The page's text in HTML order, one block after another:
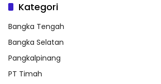
Kategori
Bangka Tengah
Bangka Selatan
Pangkalpinang
PT Timah